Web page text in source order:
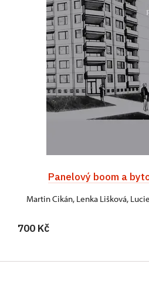
Panelový boom a
Martin Cikán, Lenka Lišková,
700 Kč